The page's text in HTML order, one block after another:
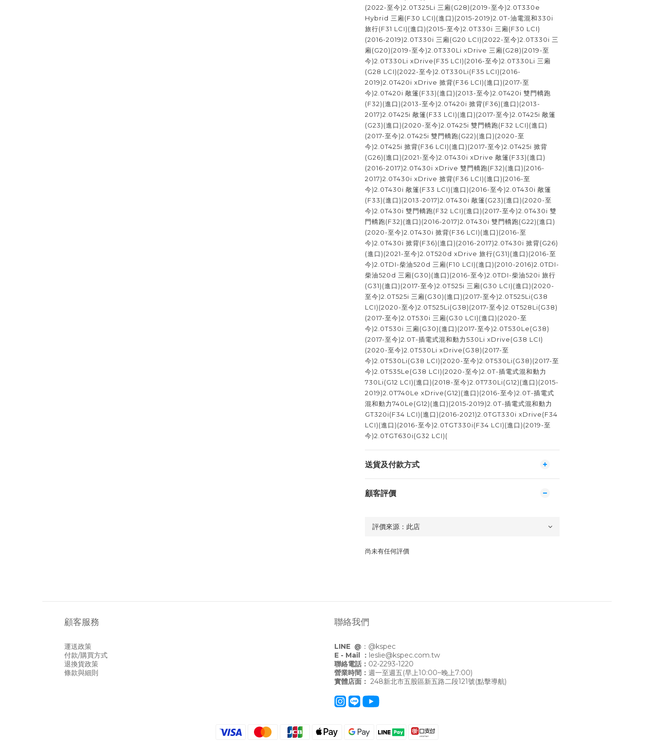
(2022-至今)2.0T325Li 三廂(G28)(2019-至今)2.0T330e
Hybrid 三廂(F30 LCI)(進口)(2015-2019)2.0T-油電混和330i
旅行(F31 LCI)(進口)(2015-至今)2.0T330i 三廂(F30 LCI)
(2016-2019)2.0T330i 三廂(G20 LCI)(2022-至今)2.0T330i 三
廂(G20)(2019-至今)2.0T330Li xDrive 三廂(G28)(2019-至
今)2.0T330Li xDrive(F35 LCI)(2016-至今)2.0T330Li 三廂
(G28 LCI)(2022-至今)2.0T330Li(F35 LCI)(2016-
2019)2.0T420i xDrive 掀背(F36 LCI)(進口)(2017-至
今)2.0T420i 敞篷(F33)(進口)(2013-至今)2.0T420i 雙門轎跑
(F32)(進口)(2013-至今)2.0T420i 掀背(F36)(進口)(2013-
2017)2.0T425i 敞篷(F33 LCI)(進口)(2017-至今)2.0T425i 敞篷
(G23)(進口)(2020-至今)2.0T425i 雙門轎跑(F32 LCI)(進口)
(2017-至今)2.0T425i 雙門轎跑(G22)(進口)(2020-至
今)2.0T425i 掀背(F36 LCI)(進口)(2017-至今)2.0T425i 掀背
(G26)(進口)(2021-至今)2.0T430i xDrive 敞篷(F33)(進口)
(2016-2017)2.0T430i xDrive 雙門轎跑(F32)(進口)(2016-
2017)2.0T430i xDrive 掀背(F36 LCI)(進口)(2016-至
今)2.0T430i 敞篷(F33 LCI)(進口)(2016-至今)2.0T430i 敞篷
(F33)(進口)(2013-2017)2.0T430i 敞篷(G23)(進口)(2020-至
今)2.0T430i 雙門轎跑(F32 LCI)(進口)(2017-至今)2.0T430i 雙
門轎跑(F32)(進口)(2016-2017)2.0T430i 雙門轎跑(G22)(進口)
(2020-至今)2.0T430i 掀背(F36 LCI)(進口)(2016-至
今)2.0T430i 掀背(F36)(進口)(2016-2017)2.0T430i 掀背(G26)
(進口)(2021-至今)2.0T520d xDrive 旅行(G31)(進口)(2016-至
今)2.0TDI-柴油520d 三廂(F10 LCI)(進口)(2010-2016)2.0TDI-
柴油520d 三廂(G30)(進口)(2016-至今)2.0TDI-柴油520i 旅行
(G31)(進口)(2017-至今)2.0T525i 三廂(G30 LCI)(進口)(2020-
至今)2.0T525i 三廂(G30)(進口)(2017-至今)2.0T525Li(G38
LCI)(2020-至今)2.0T525Li(G38)(2017-至今)2.0T528Li(G38)
(2017-至今)2.0T530i 三廂(G30 LCI)(進口)(2020-至
今)2.0T530i 三廂(G30)(進口)(2017-至今)2.0T530Le(G38)
(2017-至今)2.0T-插電式混和動力530Li xDrive(G38 LCI)
(2020-至今)2.0T530Li xDrive(G38)(2017-至
今)2.0T530Li(G38 LCI)(2020-至今)2.0T530Li(G38)(2017-至
今)2.0T535Le(G38 LCI)(2020-至今)2.0T-插電式混和動力
730Li(G12 LCI)(進口)(2018-至今)2.0T730Li(G12)(進口)(2015-
2019)2.0T740Le xDrive(G12)(進口)(2016-至今)2.0T-插電式
混和動力740Le(G12)(進口)(2015-2019)2.0T-插電式混和動力
GT320i(F34 LCI)(進口)(2016-2021)2.0TGT330i xDrive(F34
LCI)(進口)(2016-至今)2.0TGT330i(F34 LCI)(進口)(2019-至
今)2.0TGT630i(G32 LCI)(
送貨及付款方式
顧客評價
尚未有任何評價
顧客服務
運送政策
付款/購買方式
退換貨政策
條款與細則
聯絡我們
LINE @ ： @kspec
E - Mail ： leslie@kspec.com.tw
聯絡電話： 02-2293-1220
營業時間： 週一至週五(早上10:00~晚上7:00)
實體店面： 248新北市五股區新五路二段121號(點擊導航)